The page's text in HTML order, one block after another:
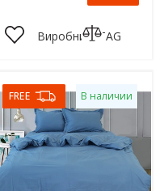
Виробник: TAG
FREE В наличии